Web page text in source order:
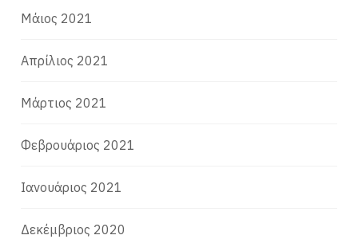
Μάιος 2021
Απρίλιος 2021
Μάρτιος 2021
Φεβρουάριος 2021
Ιανουάριος 2021
Δεκέμβριος 2020